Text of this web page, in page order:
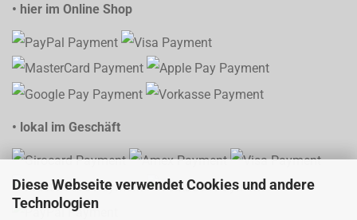
Diese Webseite verwendet Cookies und andere
Technologien
• hier im Online Shop
• lokal im Geschäft